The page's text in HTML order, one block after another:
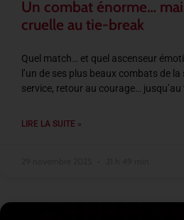
Un combat énorme…
cruelle au tie-break
Quel match… et quel ascenseur
l’un de ses plus beaux combats de
service, retour au courage…
LIRE LA SUITE »